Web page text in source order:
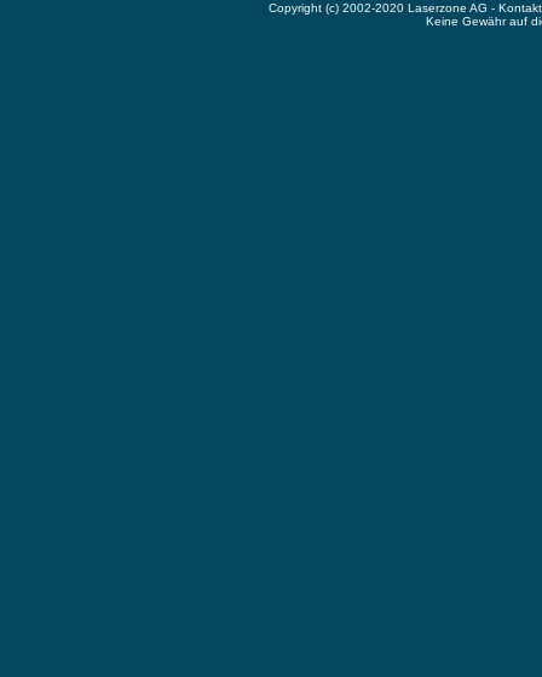
Copyright (c) 2002-2020 Laserzone AG -
Keine Gewähr auf